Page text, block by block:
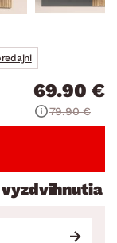
69.90 €
79.90 €